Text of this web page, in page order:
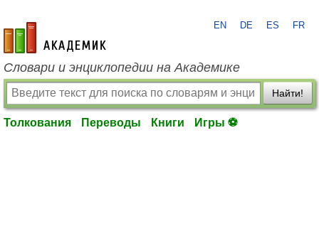
academic.ru
EN DE ES FR
Словари и энциклопедии на Академике
Найти!
Толкования Переводы Книги Игры ⚽